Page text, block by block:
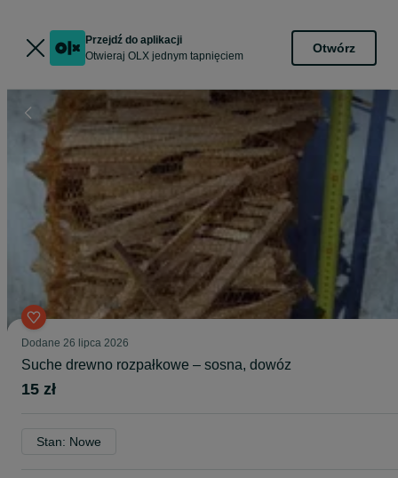
Przejdź do aplikacji
Otwieraj OLX jednym tapnięciem
Otwórz
Dodane 26 lipca 2026
Suche drewno rozpałkowe – sosna, dowóz
15 zł
Stan: Nowe